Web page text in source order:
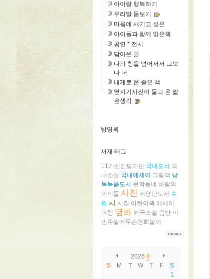
아이랑 행복하기
우리말 돋보기
마음에 새기고 싶은
아이들과 함께 읽은책
공연 * 전시
담아온 글
나의 창을 넘어서서 그보
다 더
내게로 온 좋은 책
옆지기사진이 물고 온 짧
은생각
방명록
서재 태그
11기신간평가단 국내도서 국
내소설 국내에세이 그림책 낭
독녹음도서 문학동네 바람의
아이들 사진 서평단도서 수
필 시 시집 어린이책 에세이
여행 영화 외국소설 음반 이
번주말에무슨영화볼까
2026 8
S
M T W T F
S
1